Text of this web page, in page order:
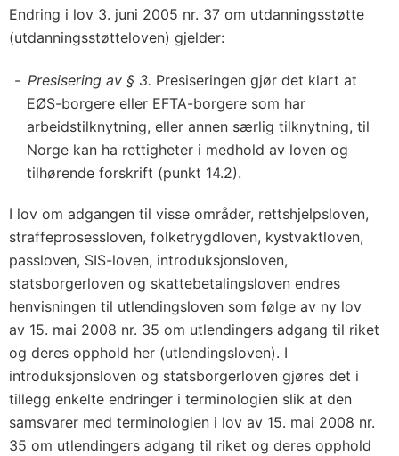
Endring i lov 3. juni 2005 nr. 37 om utdanningsstøtte
(utdanningsstøtteloven) gjelder:
Presisering av § 3. Presiseringen gjør det klart at
EØS-borgere eller EFTA-borgere som har
arbeidstilknytning, eller annen særlig tilknytning, til
Norge kan ha rettigheter i medhold av loven og
tilhørende forskrift (punkt 14.2).
I lov om adgangen til visse områder, rettshjelpsloven,
straffeprosessloven, folketrygdloven, kystvaktloven,
passloven, SIS-loven, introduksjonsloven,
statsborgerloven og skattebetalingsloven endres
henvisningen til utlendingsloven som følge av ny lov
av 15. mai 2008 nr. 35 om utlendingers adgang til riket
og deres opphold her (utlendingsloven). I
introduksjonsloven og statsborgerloven gjøres det i
tillegg enkelte endringer i terminologien slik at den
samsvarer med terminologien i lov av 15. mai 2008 nr.
35 om utlendingers adgang til riket og deres opphold